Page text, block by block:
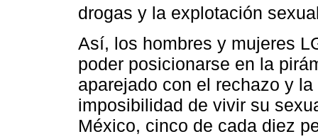
drogas y la explotación
Así, los hombres y mujeres
poder posicionarse en la
aparejado con el rechazo y
imposibilidad de vivir su
México, cinco de cada diez